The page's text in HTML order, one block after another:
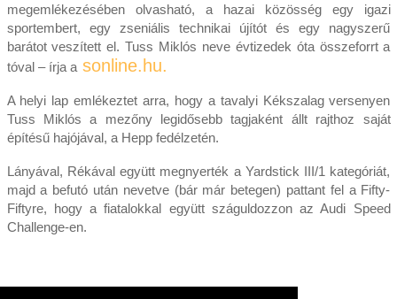
megemlékezésében olvasható, a hazai közösség egy igazi
sportembert, egy zseniális technikai újítót és egy nagyszerű
barátot veszített el. Tuss Miklós neve évtizedek óta összeforrt a
tóval – írja asonline.hu.
A helyi lap emlékeztet arra, hogy a tavalyi Kékszalag versenyen
Tuss Miklós a mezőny legidősebb tagjaként állt rajthoz saját
építésű hajójával, a Hepp fedélzetén.
Lányával, Rékával együtt megnyerték a Yardstick III/1 kategóriát,
majd a befutó után nevetve (bár már betegen) pattant fel a Fifty-
Fiftyre, hogy a fiatalokkal együtt száguldozzon az Audi Speed
Challenge-en.